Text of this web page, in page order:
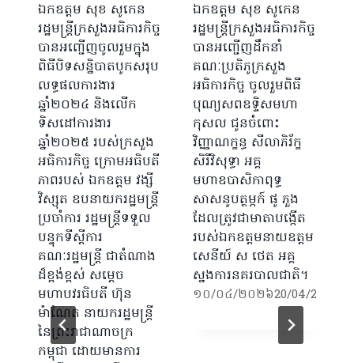
ឯកឧត្តម សុខ សូកេន
រដ្ឋមន្រ្តីក្រសួងអធិការកិច្ច
បានអញ្ជើញចូលរួមក្នុង
ពិធីបិទសន្និបាតបូកសរុប
លទ្ធផលការងារ
ឆ្នាំ២០២៤ និងលើក
ទិសដៅការងារ
ឆ្នាំ២០២៥ របស់ក្រសួង
អធិការកិច្ច ក្រោមអធិបតី
ភាពរបស់ ឯកឧត្តម វង្សី
វិស្សុត ឧបនាយករដ្ឋមន្រ្តី
ប្រចាំការ រដ្ឋមន្រ្តីទទួល
បន្ទុកទីស្តីការ
គណៈរដ្ឋមន្រ្តី ជាតំណាង
ដ៏ខ្ពង់ខ្ពស់ សម្តេច
មហាបវរធិបតី ហ៊ុន
ម៉ាណែត នាយករដ្ឋមន្ត្រី
នៃព្រះរាជាណាចក្រ
កម្ពុជា ដោយមានការ
ឯកឧត្ដម សុខ សូកេន
រដ្ឋមន្រ្តីក្រសួងអធិការកិច្ច
បានអញ្ជើញដឹកនាំ
គណៈប្រតិភូក្រសួង
អធិការកិច្ច ចូលរួមពិធី
បុណ្យសពឧទ្ទិសមហា
កុសល ជូនចំពោះ
វិញ្ញាណក្ខន្ធ សីលាភិរ័ក្ខ
សិរីវិសុទ្ធា អគ្គ
មហាឧបាសិកាពុទ្ធ
សាសនូបត្ថម្ភក៍ ផូ ភួង
ដែលត្រូវជាមាតាបង្កើត
របស់ឯកឧត្តមនាយឧត្តម
សេនីយ៍ ស ថេត អគ្គ
ស្នងការនគរបាលជាតិ។
១០/០៤/២០២៦20/04/2026